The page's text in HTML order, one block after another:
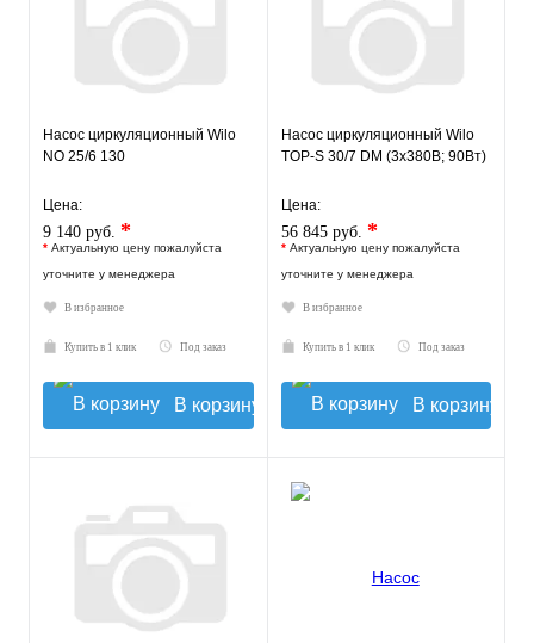
Насос циркуляционный Wilo
NO 25/6 130
Цена:
9 140 руб. *
* Актуальную цену пожалуйста
уточните у менеджера
В избранное
Купить в 1 клик Под заказ
В корзину
Насос циркуляционный Wilo
TOP-S 30/7 DM (3х380В; 90Вт)
Цена:
56 845 руб. *
* Актуальную цену пожалуйста
уточните у менеджера
В избранное
Купить в 1 клик Под заказ
В корзину